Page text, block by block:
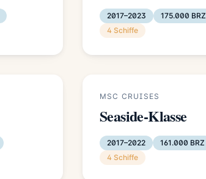
2017–2023 175.000 BRZ
4 Schiffe
MSC CRUISES
Seaside-Klasse
2017–2022 161.000 BRZ
4 Schiffe